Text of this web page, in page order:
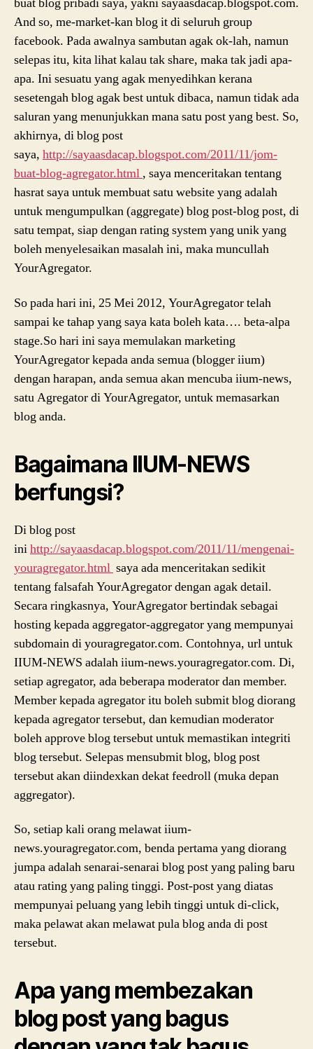
And so, me-market-kan blog it di seluruh group
facebook. Pada awalnya sambutan agak ok-lah, namun
selepas itu, kita lihat kalau tak share, maka tak jadi apa-
apa. Ini sesuatu yang agak menyedihkan kerana
sesetengah blog agak best untuk dibaca, namun tidak ada
saluran yang menunjukkan mana satu post yang best. So,
akhirnya, di blog post
saya, http://sayaasdacap.blogspot.com/2011/11/jom-
buat-blog-agregator.html , saya menceritakan tentang
hasrat saya untuk membuat satu website yang adalah
untuk mengumpulkan (aggregate) blog post-blog post, di
satu tempat, siap dengan rating system yang unik yang
boleh menyelesaikan masalah ini, maka muncullah
YourAgregator.
So pada hari ini, 25 Mei 2012, YourAgregator telah
sampai ke tahap yang saya kata boleh kata…. beta-alpa
stage.So hari ini saya memulakan marketing
YourAgregator kepada anda semua (blogger iium)
dengan harapan, anda semua akan mencuba iium-news,
satu Agregator di YourAgregator, untuk memasarkan
blog anda.
Bagaimana IIUM-NEWS
berfungsi?
Di blog post
inihttp://sayaasdacap.blogspot.com/2011/11/mengenai-
youragregator.html saya ada menceritakan sedikit
tentang falsafah YourAgregator dengan agak detail.
Secara ringkasnya, YourAgregator bertindak sebagai
hosting kepada aggregator-aggregator yang mempunyai
subdomain di youragregator.com. Contohnya, url untuk
IIUM-NEWS adalah iium-news.youragregator.com. Di,
setiap agregator, ada beberapa moderator dan member.
Member kepada agregator itu boleh submit blog diorang
kepada agregator tersebut, dan kemudian moderator
boleh approve blog tersebut untuk memastikan integriti
blog tersebut. Selepas mensubmit blog, blog post
tersebut akan diindexkan dekat feedroll (muka depan
aggregator).
So, setiap kali orang melawat iium-
news.youragregator.com, benda pertama yang diorang
jumpa adalah senarai-senarai blog post yang paling baru
atau rating yang paling tinggi. Post-post yang diatas
mempunyai peluang yang lebih tinggi untuk di-click,
maka pelawat akan melawat pula blog anda di post
tersebut.
Apa yang membezakan
blog post yang bagus